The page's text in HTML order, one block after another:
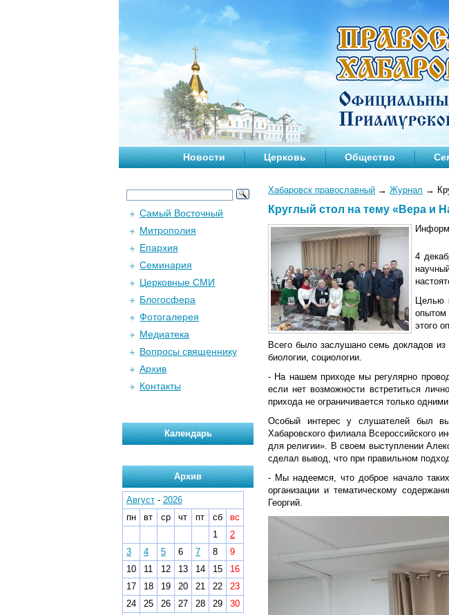
Новости Церковь Общество
Хабаровск православный → Журнал →
Круглый стол на тему «Вера и
4
Целью
опытом
этого
Всего было заслушано семь докладов из
биологии, социологии.
- На нашем приходе мы регулярно
если нет возможности встретиться
прихода не ограничивается только
Особый интерес у слушателей был
Хабаровского филиала Всероссийского
для религии». В своем выступлении
сделал вывод, что при правильном
- Мы надеемся, что доброе начало
организации и тематическому
Георгий.
Самый Восточный
Митрополия
Епархия
Семинария
Церковные СМИ
Блогосфера
Фотогалерея
Медиатека
Вопросы священнику
Архив
Контакты
Календарь
Архив
Август - 2026
пн
вт ср чт пт сб
вс
1
2
3
4 5 6 7 8
9
10
11 12 13 14 15
16
17
18 19 20 21 22
23
24
25 26 27 28 29
30